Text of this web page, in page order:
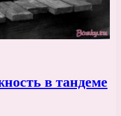
в тандеме